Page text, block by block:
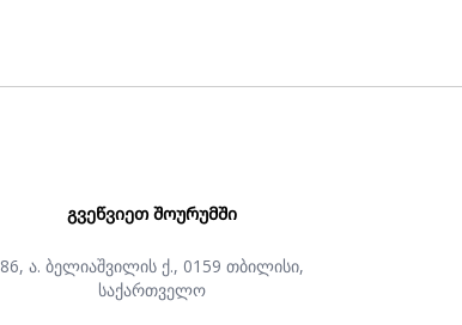
ᲒᲕᲔᲬᲕᲘᲔᲗ ᲨᲝᲣᲠᲣᲛᲨᲘ
86, ა. ბელიაშვილის ქ., 0159 თბილისი,
საქართველო